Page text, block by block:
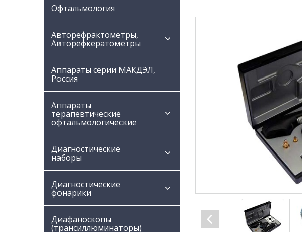
Офтальмология
Авторефрактометры,
Авторефкератометры
Аппараты серии МАКДЭЛ,
Россия
Аппараты
терапевтические
офтальмологические
Диагностические
наборы
Диагностические
фонарики
Диафаноскопы
(трансиллюминаторы)